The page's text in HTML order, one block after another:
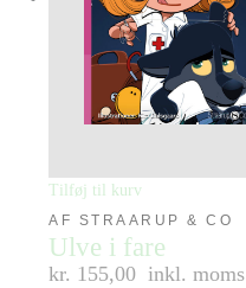
Tilføj til kurv
AF STRAARUP & CO
Ulve i fare
kr. 155,00 inkl. moms